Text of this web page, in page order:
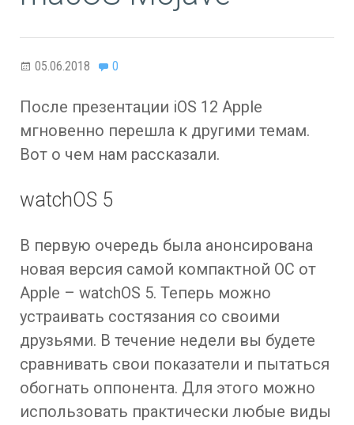
05.06.2018 0
После презентации iOS 12 Apple
мгновенно перешла к другими темам.
Вот о чем нам рассказали.
watchOS 5
В первую очередь была анонсирована
новая версия самой компактной ОС от
Apple – watchOS 5. Теперь можно
устраивать состязания со своими
друзьями. В течение недели вы будете
сравнивать свои показатели и пытаться
обогнать оппонента. Для этого можно
использовать практически любые виды